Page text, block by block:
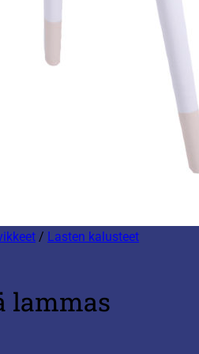
/ Lasten kalusteet
lammas